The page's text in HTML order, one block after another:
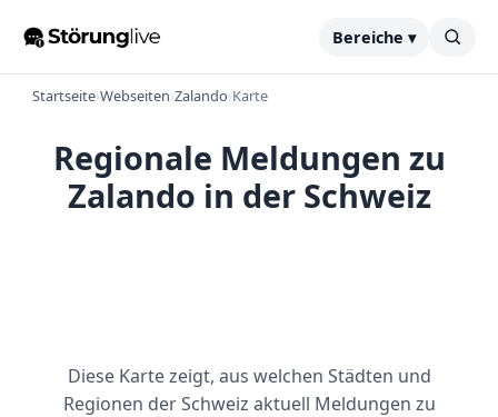
Bereiche ▾
Startseite›Webseiten›Zalando›Karte
Regionale Meldungen zu
Zalando in der Schweiz
Diese Karte zeigt, aus welchen Städten und
Regionen der Schweiz aktuell Meldungen zu